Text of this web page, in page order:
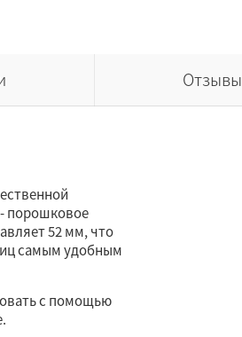
Отзывы
порошковое
52 мм, что
самым удобным
с помощью